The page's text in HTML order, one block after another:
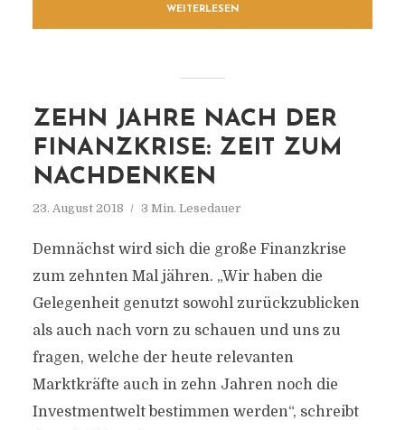
WEITERLESEN
ZEHN JAHRE NACH DER
FINANZKRISE: ZEIT ZUM
NACHDENKEN
23. August 2018 3 Min. Lesedauer
Demnächst wird sich die große Finanzkrise
zum zehnten Mal jähren. „Wir haben die
Gelegenheit genutzt sowohl zurückzublicken
als auch nach vorn zu schauen und uns zu
fragen, welche der heute relevanten
Marktkräfte auch in zehn Jahren noch die
Investmentwelt bestimmen werden“, schreibt